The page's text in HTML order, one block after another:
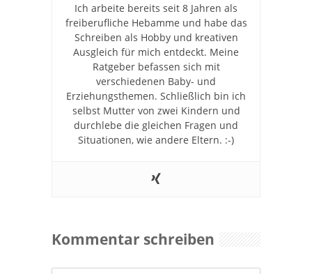
Ich arbeite bereits seit 8 Jahren als
freiberufliche Hebamme und habe das
Schreiben als Hobby und kreativen
Ausgleich für mich entdeckt. Meine
Ratgeber befassen sich mit
verschiedenen Baby- und
Erziehungsthemen. Schließlich bin ich
selbst Mutter von zwei Kindern und
durchlebe die gleichen Fragen und
Situationen, wie andere Eltern. :-)
Kommentar schreiben